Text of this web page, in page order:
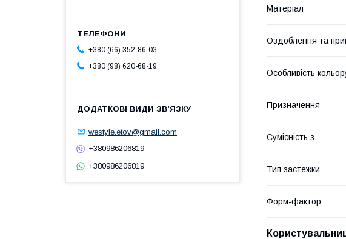
Матеріал
Оздоблення та
Особливість
Призначення
Сумісність з
Тип застежки
Форм-фактор
+380 (66) 352-86-03
+380 (98) 620-68-19
westyle.etov@gmail.com
+380986206819
+380986206819